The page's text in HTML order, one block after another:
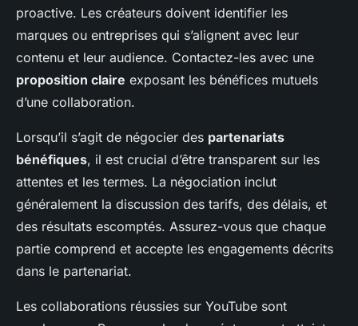
proactive. Les créateurs doivent identifier les
marques ou entreprises qui s’alignent avec leur
contenu et leur audience. Contactez-les avec une
proposition claire exposant les bénéfices mutuels
d’une collaboration.
Lorsqu’il s’agit de négocier des partenariats
bénéfiques, il est crucial d’être transparent sur les
attentes et les termes. La négociation inclut
généralement la discussion des tarifs, des délais, et
des résultats escomptés. Assurez-vous que chaque
partie comprend et accepte les engagements décrits
dans le partenariat.
Les collaborations réussies sur YouTube sont